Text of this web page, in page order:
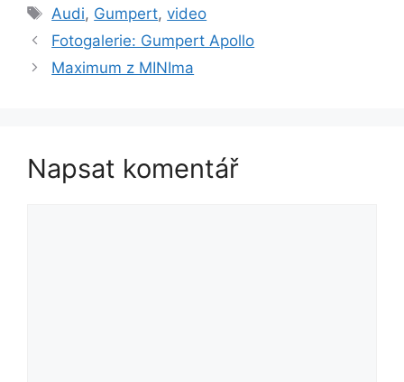
Štítky
Audi, Gumpert,video
Fotogalerie: Gumpert Apollo
Maximum z MINIma
Napsat komentář